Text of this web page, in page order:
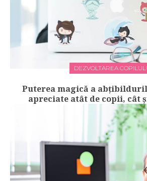
DEZVOLTAREA
Puterea magică a
apreciate atât de copii, cât